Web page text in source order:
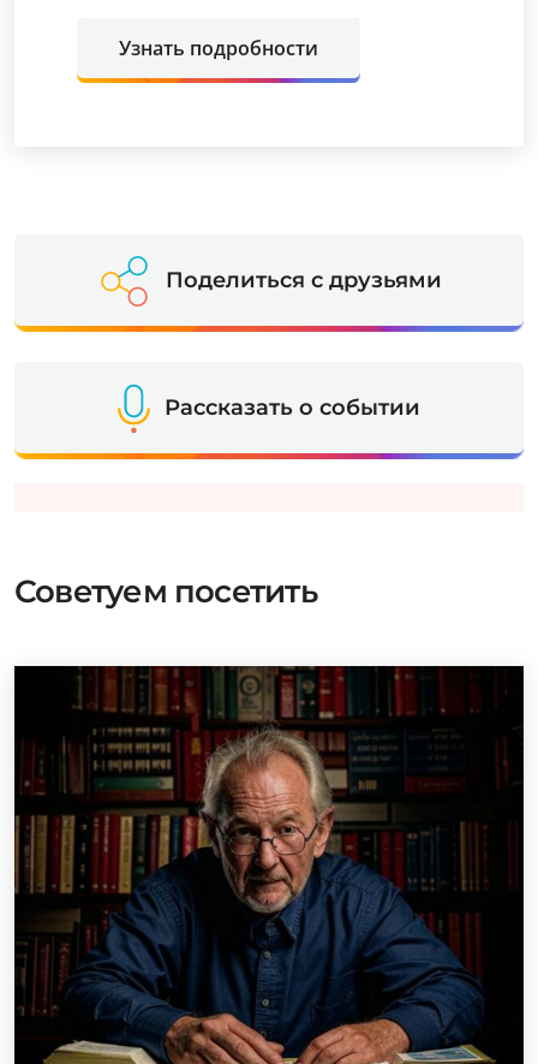
Узнать подробности
Поделиться с друзьями
Рассказать о событии
Советуем посетить